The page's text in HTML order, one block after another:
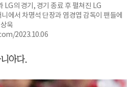
LG의 경기, 경기 종료 후 펼쳐진 LG
에서 차명석 단장과 염경엽 감독이 팬들에
욱
2023.10.06
아다.